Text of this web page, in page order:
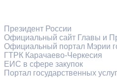
Президент России
Официальный сайт Главы и
Официальный портал Мэрии
ГТРК Карачаево-Черкесия
ЕИС в сфере закупок
Портал государственных